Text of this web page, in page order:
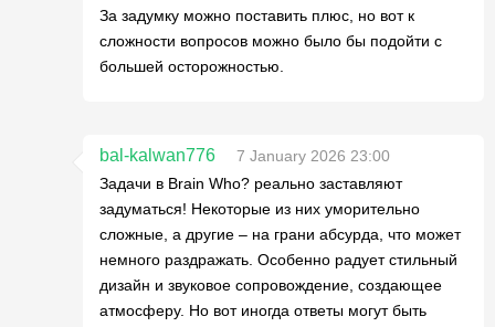
За задумку можно поставить плюс, но вот к
сложности вопросов можно было бы подойти с
большей осторожностью.
bal-kalwan776
7 January 2026 23:00
Задачи в Brain Who? реально заставляют
задуматься! Некоторые из них уморительно
сложные, а другие – на грани абсурда, что может
немного раздражать. Особенно радует стильный
дизайн и звуковое сопровождение, создающее
атмосферу. Но вот иногда ответы могут быть